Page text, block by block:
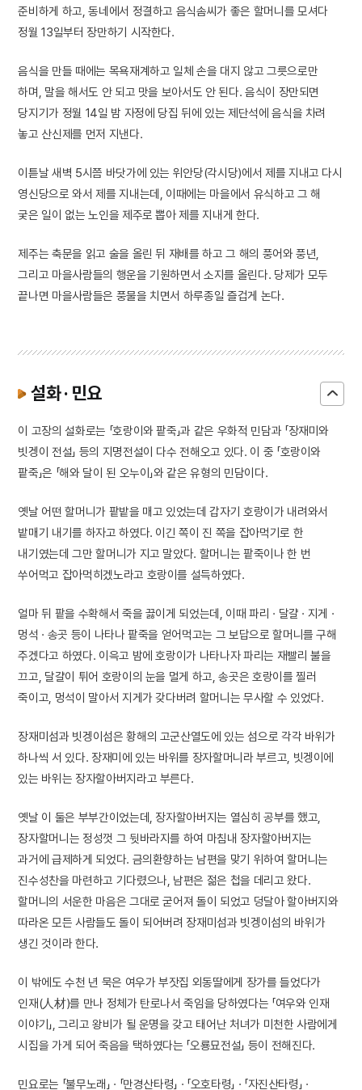
준비하게 하고, 동네에서 정결하고 음식솜씨가 좋은 할머니를 모셔다
정월 13일부터 장만하기 시작한다.
음식을 만들 때에는 목욕재계하고 일체 손을 대지 않고 그릇으로만
하며, 말을 해서도 안 되고 맛을 보아서도 안 된다. 음식이 장만되면
당지기가 정월 14일 밤 자정에 당집 뒤에 있는 제단석에 음식을 차려
놓고 산신제를 먼저 지낸다.
이튿날 새벽 5시쯤 바닷가에 있는 위안당(각시당)에서 제를 지내고 다시
영신당으로 와서 제를 지내는데, 이때에는 마을에서 유식하고 그 해
궂은 일이 없는 노인을 제주로 뽑아 제를 지내게 한다.
제주는 축문을 읽고 술을 올린 뒤 재배를 하고 그 해의 풍어와 풍년,
그리고 마을사람들의 행운을 기원하면서 소지를 올린다. 당제가 모두
끝나면 마을사람들은 풍물을 치면서 하루종일 즐겁게 논다.
설화 · 민요
이 고장의 설화로는 「호랑이와 팥죽」과 같은 우화적 민담과 「장재미와
빗겡이 전설」 등의 지명전설이 다수 전해오고 있다. 이 중 「호랑이와
팥죽」은 「해와 달이 된 오누이」와 같은 유형의 민담이다.
옛날 어떤 할머니가 팥밭을 매고 있었는데 갑자기 호랑이가 내려와서
밭매기 내기를 하자고 하였다. 이긴 쪽이 진 쪽을 잡아먹기로 한
내기였는데 그만 할머니가 지고 말았다. 할머니는 팥죽이나 한 번
쑤어먹고 잡아먹히겠노라고 호랑이를 설득하였다.
얼마 뒤 팥을 수확해서 죽을 끓이게 되었는데, 이때 파리 · 달걀 · 지게 ·
멍석 · 송곳 등이 나타나 팥죽을 얻어먹고는 그 보답으로 할머니를 구해
주겠다고 하였다. 이윽고 밤에 호랑이가 나타나자 파리는 재빨리 불을
끄고, 달걀이 튀어 호랑이의 눈을 멀게 하고, 송곳은 호랑이를 찔러
죽이고, 멍석이 말아서 지게가 갖다버려 할머니는 무사할 수 있었다.
장재미섬과 빗겡이섬은 황해의 고군산열도에 있는 섬으로 각각 바위가
하나씩 서 있다. 장재미에 있는 바위를 장자할머니라 부르고, 빗겡이에
있는 바위는 장자할아버지라고 부른다.
옛날 이 둘은 부부간이었는데, 장자할아버지는 열심히 공부를 했고,
장자할머니는 정성껏 그 뒷바라지를 하여 마침내 장자할아버지는
과거에 급제하게 되었다. 금의환향하는 남편을 맞기 위하여 할머니는
진수성찬을 마련하고 기다렸으나, 남편은 젊은 첩을 데리고 왔다.
할머니의 서운한 마음은 그대로 굳어져 돌이 되었고 덩달아 할아버지와
따라온 모든 사람들도 돌이 되어버려 장재미섬과 빗겡이섬의 바위가
생긴 것이라 한다.
이 밖에도 수천 년 묵은 여우가 부잣집 외동딸에게 장가를 들었다가
인재(人材)를 만나 정체가 탄로나서 죽임을 당하였다는 「여우와 인재
이야기」, 그리고 왕비가 될 운명을 갖고 태어난 처녀가 미천한 사람에게
시집을 가게 되어 죽음을 택하였다는 「오룡묘전설」 등이 전해진다.
민요로는 「불무노래」 · 「만경산타령」 · 「오호타령」 · 「자진산타령」 ·